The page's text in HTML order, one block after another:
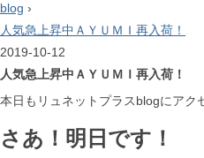
blog ›
人気急上昇中ＡＹＵＭＩ再入荷！
2019-10-12
人気急上昇中ＡＹＵＭＩ再入荷！
本日もリュネットプラスblogにアク
さあ！明日です！